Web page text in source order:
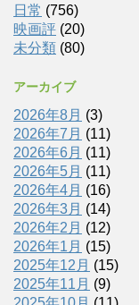
日常 (756)
映画評 (20)
未分類 (80)
アーカイブ
2026年8月 (3)
2026年7月 (11)
2026年6月 (11)
2026年5月 (11)
2026年4月 (16)
2026年3月 (14)
2026年2月 (12)
2026年1月 (15)
2025年12月 (15)
2025年11月 (9)